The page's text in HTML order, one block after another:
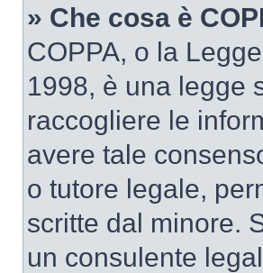
» Che cosa è
COPPA, o la
1998, è una legge
raccogliere le
avere tale
o tutore legale,
scritte dal minore.
un consulente